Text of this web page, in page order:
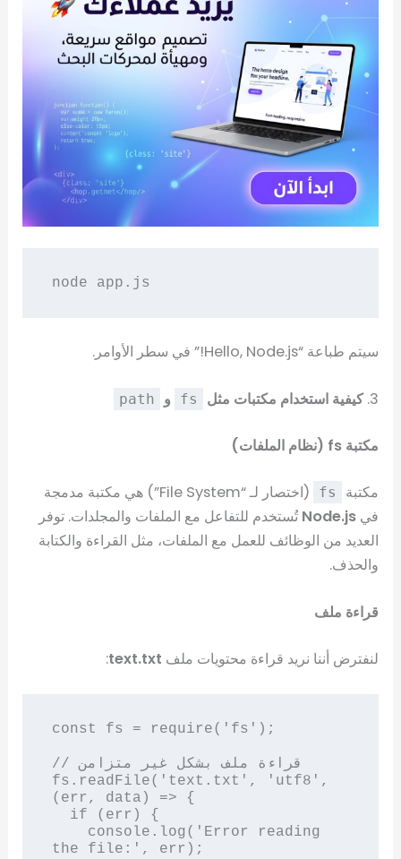
سيتم طباعة “Hello, Node.js!” في سطر الأوامر.
3. كيفية استخدام مكتبات مثل fs و path
مكتبة fs (نظام الملفات)
مكتبة fs
(اختصار لـ “File System”) هي مكتبة مدمجة
فيNode.jsتُستخدم للتفاعل مع الملفات والمجلدات. توفر
العديد من الوظائف للعمل مع الملفات، مثل القراءة والكتابة
والحذف.
قراءة ملف
لنفترض أننا نريد قراءة محتويات ملف text.txt
:
const fs = require('fs');
// قراءة ملف بشكل غير متزامن
fs.readFile('text.txt', 'utf8',
(err, data) => {
the file:', err);